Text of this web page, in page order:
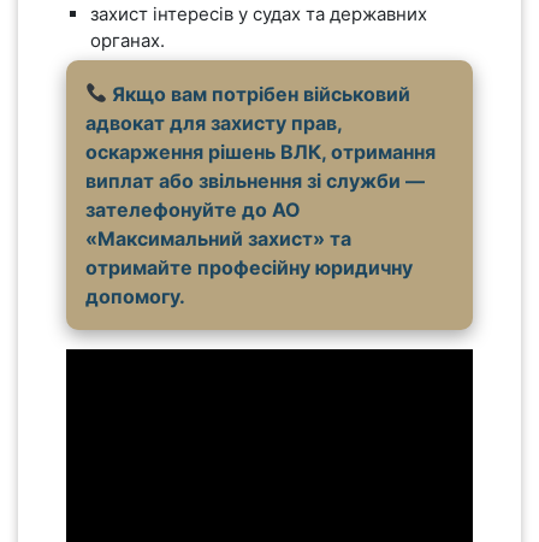
захист інтересів у судах та державних
органах.
Якщо вам потрібен військовий
адвокат для захисту прав,
оскарження рішень ВЛК, отримання
виплат або звільнення зі служби —
зателефонуйте до АО
«Максимальний захист» та
отримайте професійну юридичну
допомогу.